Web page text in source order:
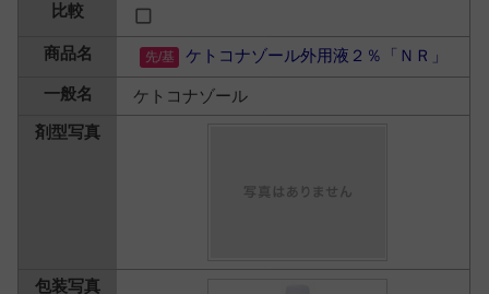
ケトコナゾール外用液２％「ＮＲ」
ケトコナゾール